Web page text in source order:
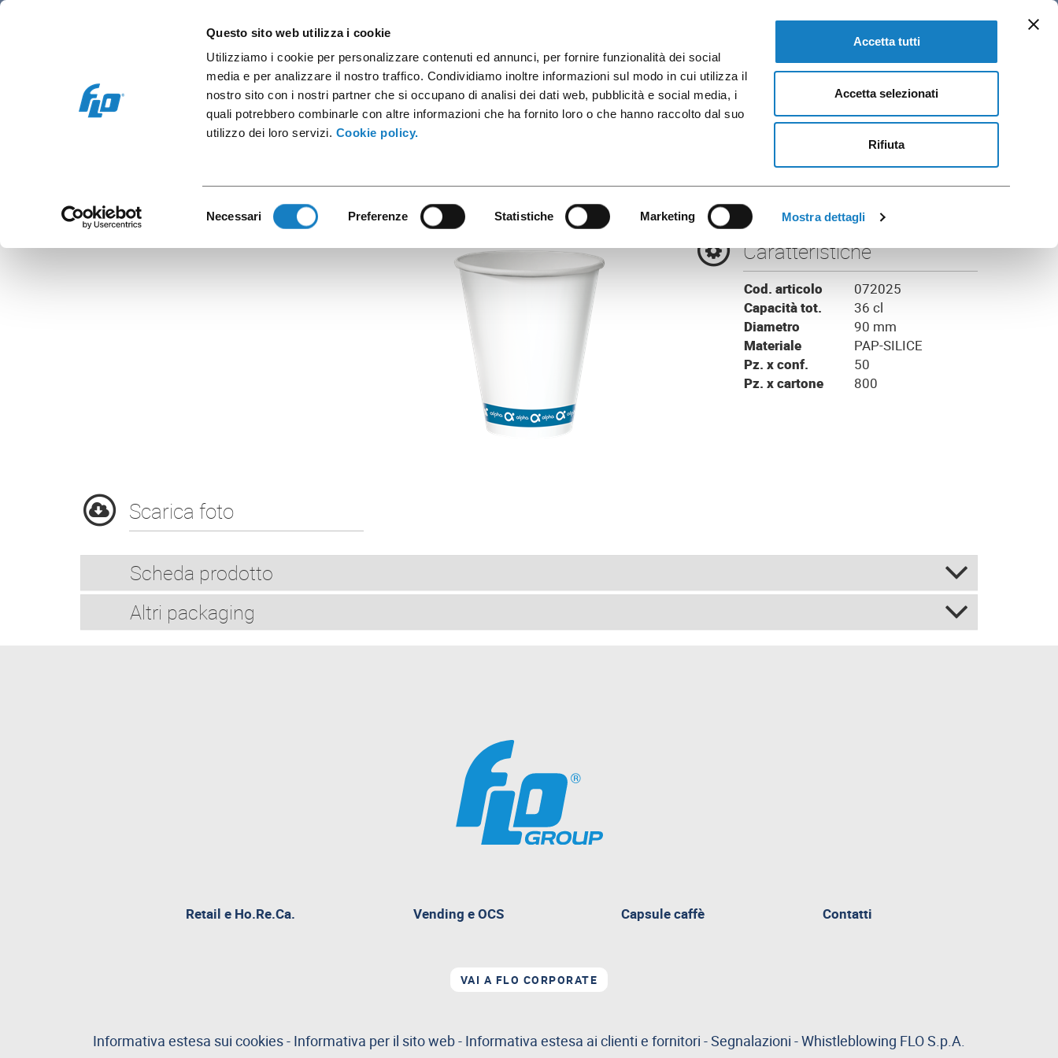
Questo sito web utilizza i cookie
Utilizziamo i cookie per personalizzare contenuti ed annunci, per fornire funzionalità dei social
media e per analizzare il nostro traffico. Condividiamo inoltre informazioni sul modo in cui utilizza il
nostro sito con i nostri partner che si occupano di analisi dei dati web, pubblicità e social media, i
quali potrebbero combinarle con altre informazioni che ha fornito loro o che hanno raccolto dal suo
utilizzo dei loro servizi. Cookie policy.
Necessari Preferenze Statistiche Marketing Mostra dettagli
Accetta tutti
Accetta selezionati
Rifiuta
Retail e Ho.Re.Ca. Vending e OCS Capsule caffè IT
Alpha
B.34-36cl/12oz D90 Alpha
Caratteristiche
Cod. articolo
072025
Capacità tot.
36 cl
Diametro
90 mm
Materiale
PAP-SILICE
Pz. x conf.
50
Pz. x cartone
800
Scarica foto
Scheda prodotto
Altri packaging
Retail e Ho.Re.Ca. Vending e OCSpagina
Capsule caffè Contatti
VAI A FLO CORPORATE
Informativa estesa sui cookies- Informativa per il sito web- Informativa estesa ai clienti e fornitori -Segnalazioni -Whistleblowing FLO S.p.A.